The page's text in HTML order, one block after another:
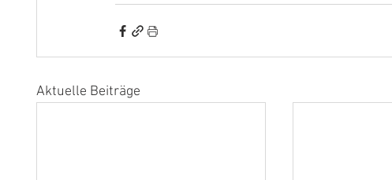
Aktuelle Beiträge